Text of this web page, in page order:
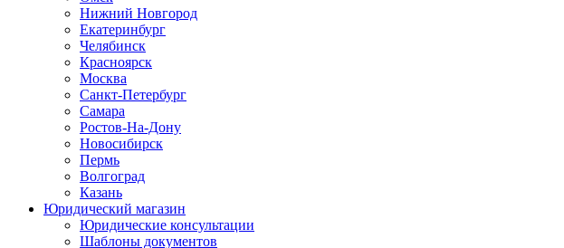
Нижний Новгород
Екатеринбург
Челябинск
Красноярск
Москва
Санкт-Петербург
Самара
Ростов-На-Дону
Новосибирск
Пермь
Волгоград
Казань
Юридический магазин
Юридические консультации
Шаблоны документов